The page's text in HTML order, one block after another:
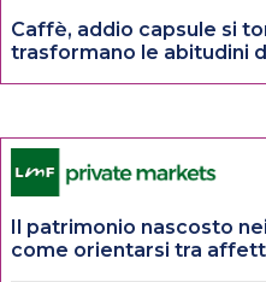
Caffè, addio capsule si
trasformano le abitudini
Il patrimonio nascosto
come orientarsi tra